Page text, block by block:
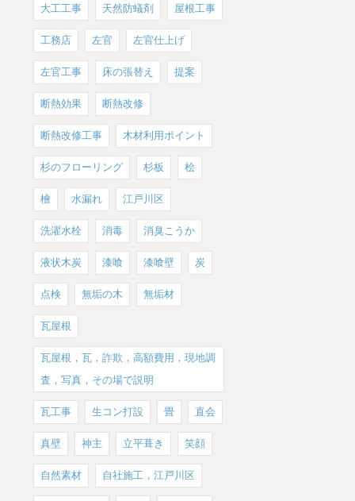
大工工事 天然防蟻剤 屋根工事
工務店 左官 左官仕上げ
左官工事 床の張替え 提案
断熱効果 断熱改修
断熱改修工事 木材利用ポイント
杉のフローリング 杉板 桧
檜 水漏れ 江戸川区
洗濯水栓 消毒 消臭こうか
液状木炭 漆喰 漆喰壁 炭
点検 無垢の木 無垢材
瓦屋根
瓦屋根，瓦，詐欺，高額費用，現地調
査，写真，その場で説明
瓦工事 生コン打設 畳 直会
真壁 神主 立平葺き 笑顔
自然素材 自社施工，江戸川区